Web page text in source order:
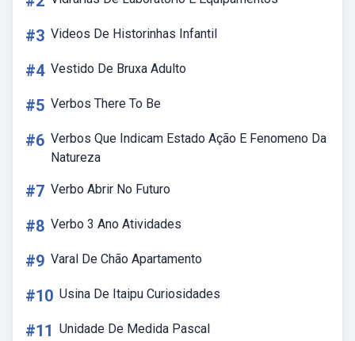
#3 Videos De Historinhas Infantil
#4 Vestido De Bruxa Adulto
#5 Verbos There To Be
#6 Verbos Que Indicam Estado Ação E Fenomeno Da
Natureza
#7 Verbo Abrir No Futuro
#8 Verbo 3 Ano Atividades
#9 Varal De Chão Apartamento
#10 Usina De Itaipu Curiosidades
#11 Unidade De Medida Pascal